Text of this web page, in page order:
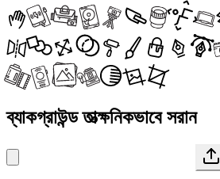
ব্যাকগ্রাউন্ড তাত্ক্ষনিকভাবে সরান